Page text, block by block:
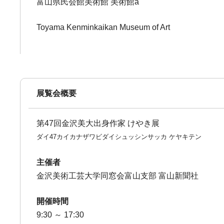
富山県民会館美術館 美術館a
Toyama Kenminkaikan Museum of Art
展覧会概要
第47回金沢美大出身作家 けやき展
ダイ47カイカナザワビダイシュッシンサッカ ケヤキテン
主催者
金沢美術工芸大学同窓会富山支部 富山新聞社
開催時間
9:30 ～ 17:30